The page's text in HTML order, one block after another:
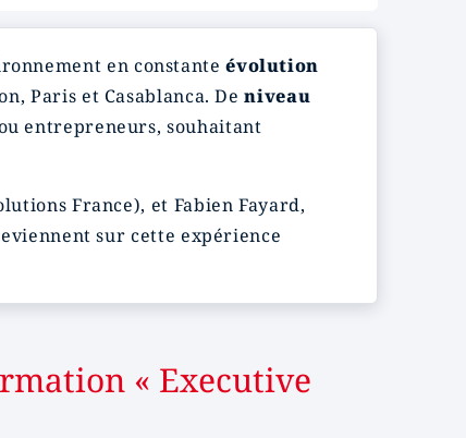
en constanteévolution
Paris et Casablanca. Deniveau
entrepreneurs, souhaitant
France), et Fabien Fayard,
sur cette expérience
« Executive